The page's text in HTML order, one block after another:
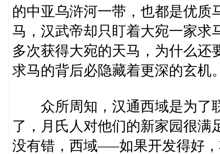
的中亚乌浒河一带，也都是优质
马，汉武帝却只盯着大宛一家求
多次获得大宛的天马，为什么还
求马的背后必隐藏着更深的玄机
众所周知，汉通西域是为了
了，月氏人对他们的新家园很满
没有错，西域—–如果开发得好